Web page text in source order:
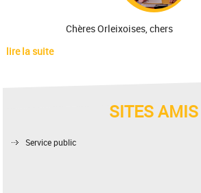
Chères Orleixoises, chers
lire la suite
SITES AMIS
Service public